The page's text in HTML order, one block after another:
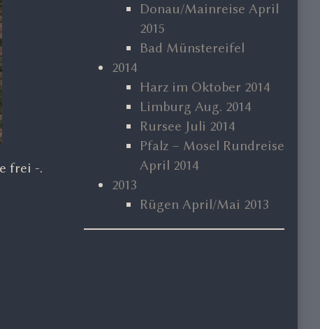
frei -.
Donau/Mainreise April
2015
Bad Münstereifel
2014
Harz im Oktober 2014
Limburg Aug. 2014
Rursee Juli 2014
Pfalz – Mosel Rundreise
April 2014
2013
Rügen April/Mai 2013